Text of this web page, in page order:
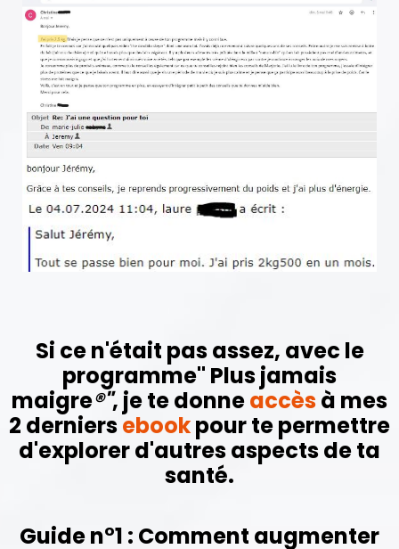
Si ce n'était pas assez, avec le
programme" Plus jamais
maigre®", je te donneaccèsà mes
2 derniersebookpour te permettre
d'explorer d'autres aspects de ta
santé.
Guide n°1 : Comment augmenter